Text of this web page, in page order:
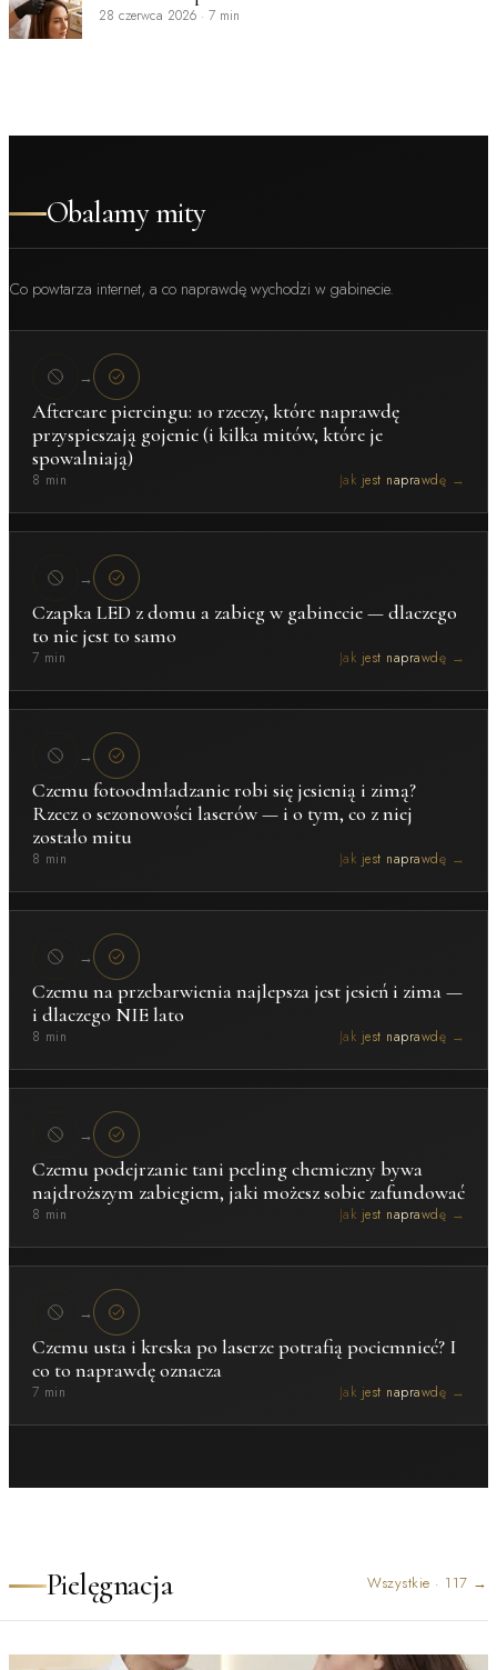
28 czerwca 2026 · 7 min
Obalamy mity
Co powtarza internet, a co naprawdę wychodzi w gabinecie.
→
Aftercare piercingu: 10 rzeczy, które naprawdę
przyspieszają gojenie (i kilka mitów, które je
spowalniają)
8 min Jak jest naprawdę →
→
Czapka LED z domu a zabieg w gabinecie — dlaczego
to nie jest to samo
7 min Jak jest naprawdę →
→
Czemu fotoodmładzanie robi się jesienią i zimą?
Rzecz o sezonowości laserów — i o tym, co z niej
zostało mitu
8 min Jak jest naprawdę →
→
Czemu na przebarwienia najlepsza jest jesień i zima —
i dlaczego NIE lato
8 min Jak jest naprawdę →
→
Czemu podejrzanie tani peeling chemiczny bywa
najdroższym zabiegiem, jaki możesz sobie zafundować
8 min Jak jest naprawdę →
→
Czemu usta i kreska po laserze potrafią pociemnieć? I
co to naprawdę oznacza
7 min Jak jest naprawdę →
Pielęgnacja Wszystkie · 117 →